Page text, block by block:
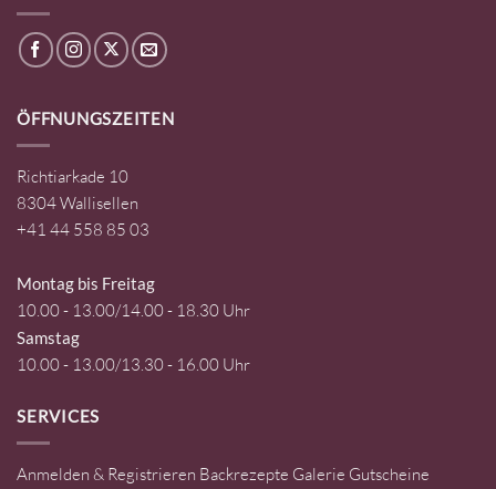
ÖFFNUNGSZEITEN
Richtiarkade 10
8304 Wallisellen
+41 44 558 85 03
Montag bis Freitag
10.00 - 13.00/14.00 - 18.30 Uhr
Samstag
10.00 - 13.00/13.30 - 16.00 Uhr
SERVICES
Anmelden & Registrieren Backrezepte Galerie Gutscheine